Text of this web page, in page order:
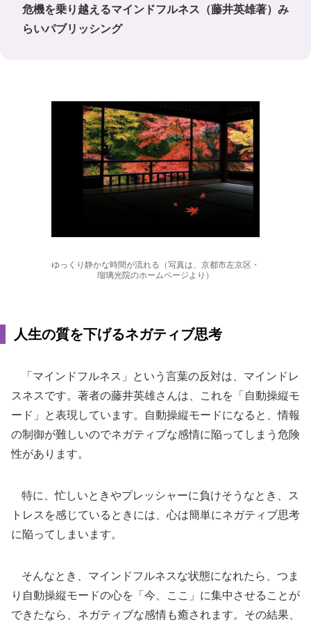
危機を乗り越えるマインドフルネス（藤井英雄著）み
らいパブリッシング
ゆっくり静かな時間が流れる（写真は、京都市左京区・
瑠璃光院のホームページより）
人生の質を下げるネガティブ思考
「マインドフルネス」という言葉の反対は、マインドレ
スネスです。著者の藤井英雄さんは、これを「自動操縦モ
ード」と表現しています。自動操縦モードになると、情報
の制御が難しいのでネガティブな感情に陥ってしまう危険
性があります。
特に、忙しいときやプレッシャーに負けそうなとき、ス
トレスを感じているときには、心は簡単にネガティブ思考
に陥ってしまいます。
そんなとき、マインドフルネスな状態になれたら、つま
り自動操縦モードの心を「今、ここ」に集中させることが
できたなら、ネガティブな感情も癒されます。その結果、